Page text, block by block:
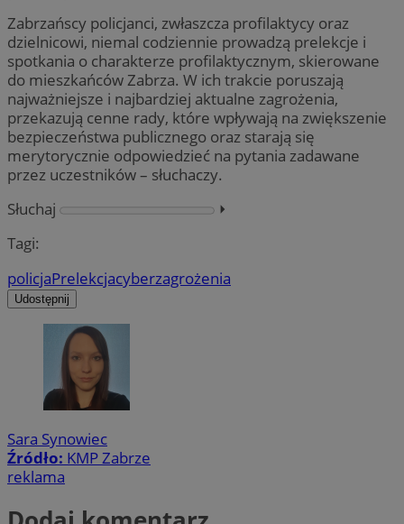
Zabrzańscy policjanci, zwłaszcza profilaktycy oraz
dzielnicowi, niemal codziennie prowadzą prelekcje i
spotkania o charakterze profilaktycznym, skierowane
do mieszkańców Zabrza. W ich trakcie poruszają
najważniejsze i najbardziej aktualne zagrożenia,
przekazują cenne rady, które wpływają na zwiększenie
bezpieczeństwa publicznego oraz starają się
merytorycznie odpowiedzieć na pytania zadawane
przez uczestników – słuchaczy.
Słuchaj
⏵︎
Tagi:
policjaPrelekcjacyberzagrożenia
Udostępnij
Sara Synowiec
Źródło: KMP Zabrze
reklama